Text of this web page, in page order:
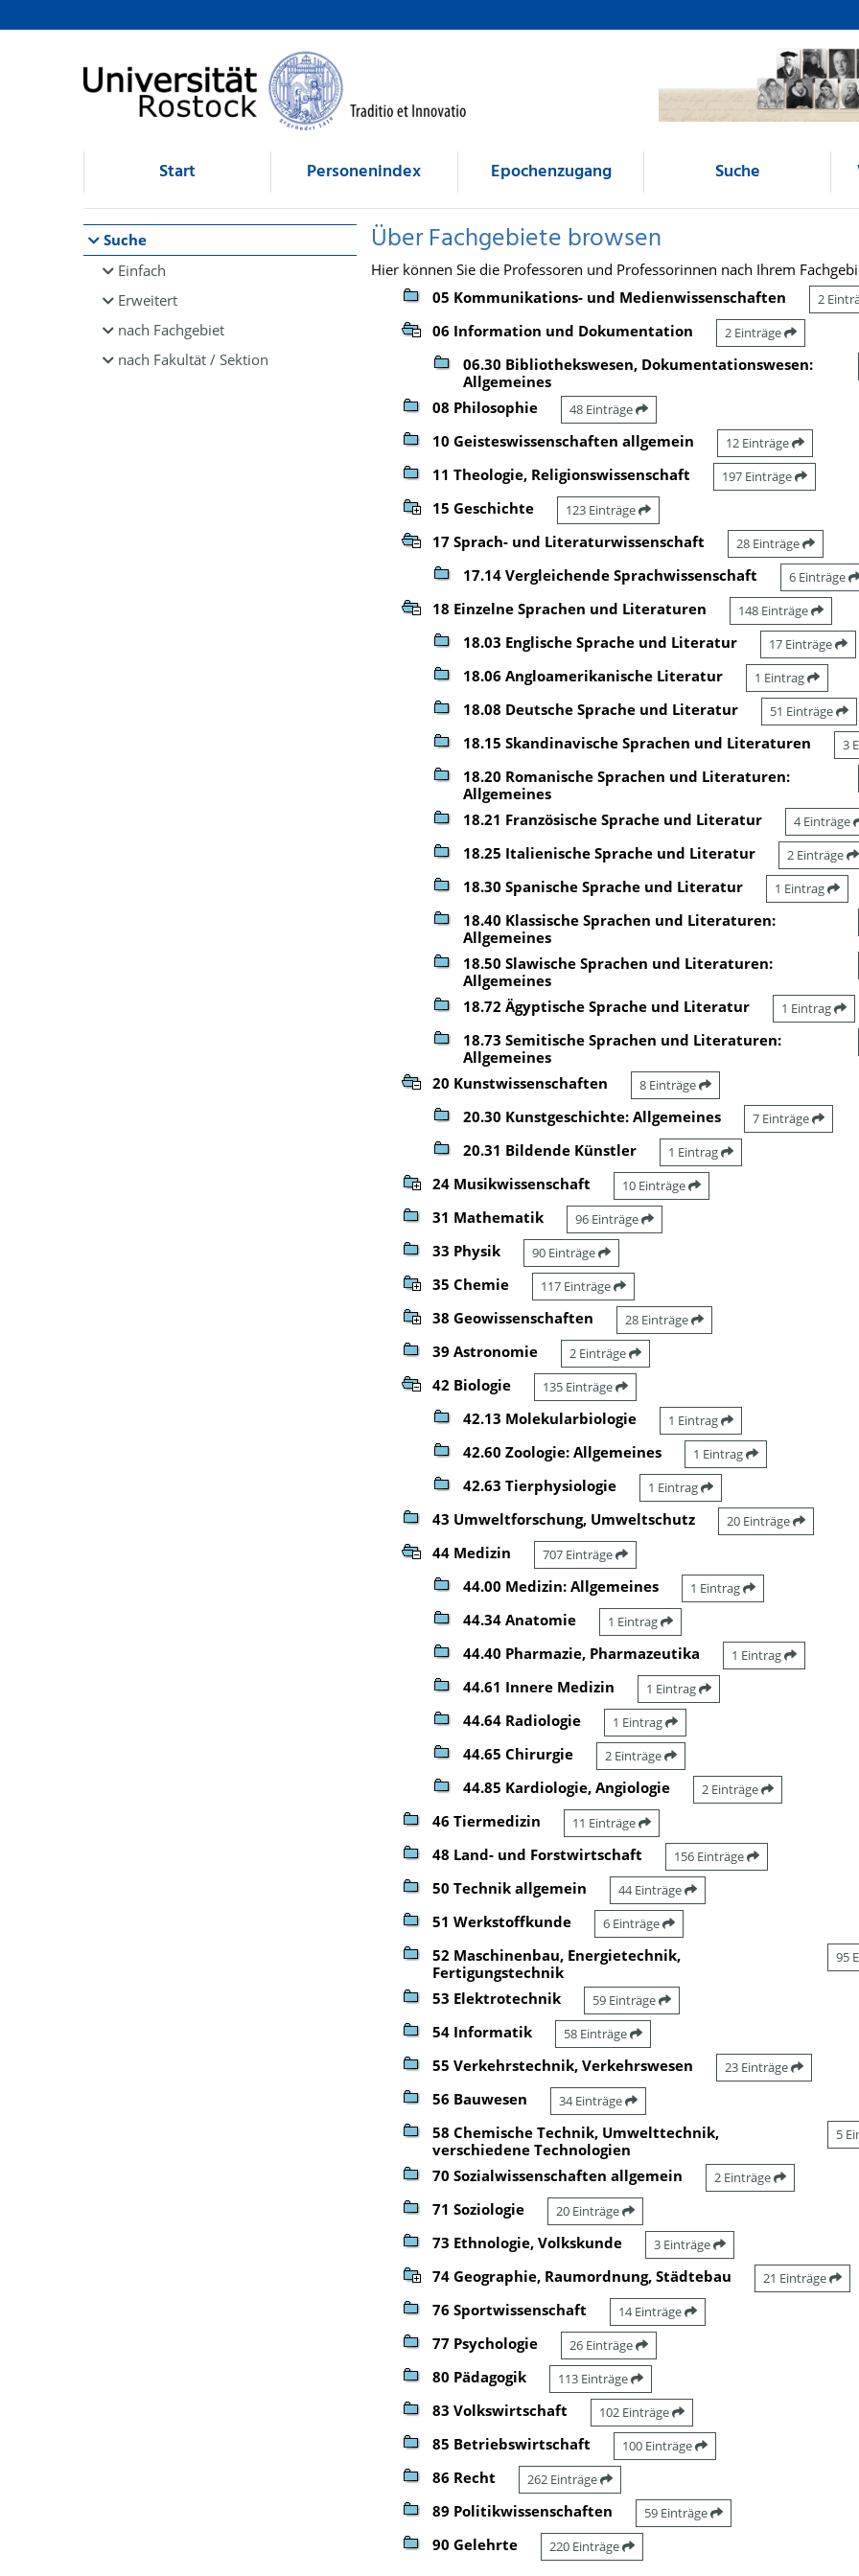
Browsen
direkt zum Inhalt
Start Personenindex Epochenzugang Suche
Suche
Einfach
Erweitert
nach Fachgebiet
nach Fakultät / Sektion
Über Fachgebiete browsen
Hier können Sie die Professoren und Professorinnen nach Ihrem
05 Kommunikations- und Medienwissenschaften
2
06 Information und Dokumentation 2 Einträge
06.30 Bibliothekswesen, Dokumentationswesen:
Allgemeines
08 Philosophie 48 Einträge
10 Geisteswissenschaften allgemein 12 Einträge
11 Theologie, Religionswissenschaft 197 Einträge
15 Geschichte 123 Einträge
17 Sprach- und Literaturwissenschaft 28 Einträge
17.14 Vergleichende Sprachwissenschaft 6 Einträge
18 Einzelne Sprachen und Literaturen 148 Einträge
18.03 Englische Sprache und Literatur 17 Einträge
18.06 Angloamerikanische Literatur 1 Eintrag
18.08 Deutsche Sprache und Literatur 51 Einträge
18.15 Skandinavische Sprachen und Literaturen 3
18.20 Romanische Sprachen und Literaturen:
Allgemeines
18.21 Französische Sprache und Literatur 4 Einträge
18.25 Italienische Sprache und Literatur 2 Einträge
18.30 Spanische Sprache und Literatur 1 Eintrag
18.40 Klassische Sprachen und Literaturen:
Allgemeines
18.50 Slawische Sprachen und Literaturen:
Allgemeines
18.72 Ägyptische Sprache und Literatur 1 Eintrag
18.73 Semitische Sprachen und Literaturen:
Allgemeines
20 Kunstwissenschaften 8 Einträge
20.30 Kunstgeschichte: Allgemeines 7 Einträge
20.31 Bildende Künstler 1 Eintrag
24 Musikwissenschaft 10 Einträge
31 Mathematik 96 Einträge
33 Physik 90 Einträge
35 Chemie 117 Einträge
38 Geowissenschaften 28 Einträge
39 Astronomie 2 Einträge
42 Biologie 135 Einträge
42.13 Molekularbiologie 1 Eintrag
42.60 Zoologie: Allgemeines 1 Eintrag
42.63 Tierphysiologie 1 Eintrag
43 Umweltforschung, Umweltschutz 20 Einträge
44 Medizin 707 Einträge
44.00 Medizin: Allgemeines 1 Eintrag
44.34 Anatomie 1 Eintrag
44.40 Pharmazie, Pharmazeutika 1 Eintrag
44.61 Innere Medizin 1 Eintrag
44.64 Radiologie 1 Eintrag
44.65 Chirurgie 2 Einträge
44.85 Kardiologie, Angiologie 2 Einträge
46 Tiermedizin 11 Einträge
48 Land- und Forstwirtschaft 156 Einträge
50 Technik allgemein 44 Einträge
51 Werkstoffkunde 6 Einträge
52 Maschinenbau, Energietechnik,
Fertigungstechnik
95
53 Elektrotechnik 59 Einträge
54 Informatik 58 Einträge
55 Verkehrstechnik, Verkehrswesen 23 Einträge
56 Bauwesen 34 Einträge
58 Chemische Technik, Umwelttechnik,
verschiedene Technologien
5
70 Sozialwissenschaften allgemein 2 Einträge
71 Soziologie 20 Einträge
73 Ethnologie, Volkskunde 3 Einträge
74 Geographie, Raumordnung, Städtebau 21 Einträge
76 Sportwissenschaft 14 Einträge
77 Psychologie 26 Einträge
80 Pädagogik 113 Einträge
83 Volkswirtschaft 102 Einträge
85 Betriebswirtschaft 100 Einträge
86 Recht 262 Einträge
89 Politikwissenschaften 59 Einträge
90 Gelehrte 220 Einträge